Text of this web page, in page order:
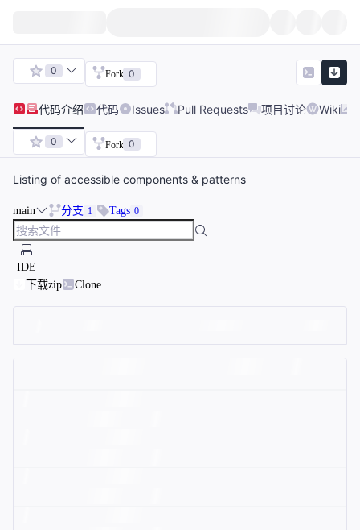
0 Fork 0
代码介绍 代码 Issues Pull Requests 项目讨论 Wiki
0 Fork 0
Listing of accessible components & patterns
main 分支 1 Tags 0
IDE
下载zip
Clone